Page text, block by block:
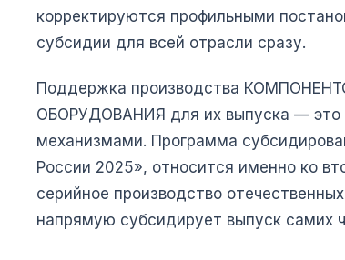
корректируются профильными
субсидии для всей отрасли сразу.
Поддержка производства
ОБОРУДОВАНИЯ для их выпуска — это
механизмами. Программа
России 2025», относится именно ко
серийное производство
напрямую субсидирует выпуск самих